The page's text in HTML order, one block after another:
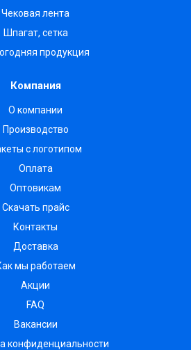
Чековая лента
Шпагат, сетка
продукция
Компания
О компании
Производство
с логотипом
Оплата
Оптовикам
Скачать прайс
Контакты
Доставка
мы работаем
Акции
FAQ
Вакансии
конфиденциальности